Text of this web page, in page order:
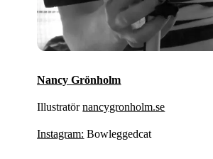
Nancy Grönholm
Illustratörnancygronholm.se
Instagram: Bowleggedcat